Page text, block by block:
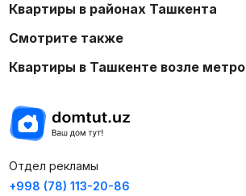
Квартиры в районах Ташкента
Смотрите также
Квартиры в Ташкенте возле метро
Отдел рекламы
+998 (78) 113-20-86